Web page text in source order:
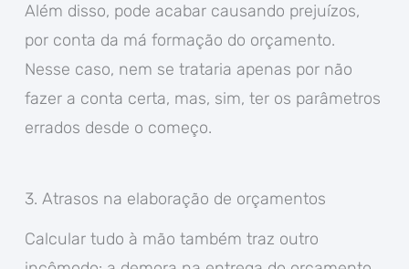
Além disso, pode acabar causando prejuízos,
por conta da má formação do orçamento.
Nesse caso, nem se trataria apenas por não
fazer a conta certa, mas, sim, ter os parâmetros
errados desde o começo.
3. Atrasos na elaboração de orçamentos
Calcular tudo à mão também traz outro